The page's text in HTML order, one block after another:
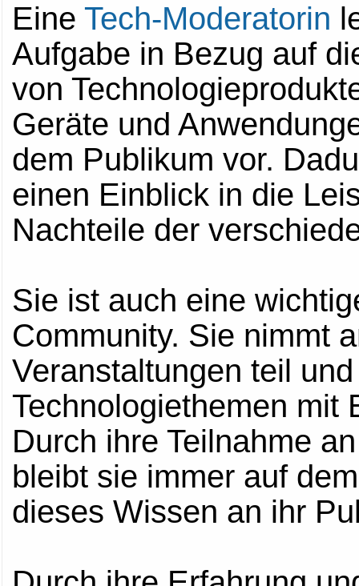
Eine Tech-Moderatorin
Aufgabe in Bezug auf
von
Geräte und
dem Publikum vor.
einen Einblick in die
Nachteile der
Sie ist auch eine
Community. Sie nimmt
Veranstaltungen teil
Technologiethemen mit
Durch ihre Teilnahme
bleibt sie immer auf
dieses Wissen an ihr